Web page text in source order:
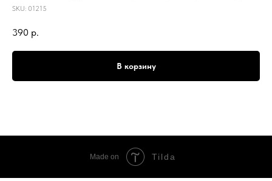
SKU: 01215
390 р.
В корзину
Made on Tilda